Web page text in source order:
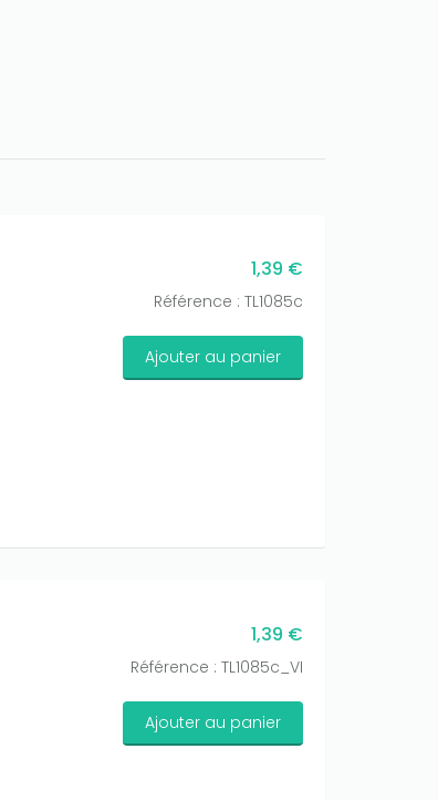
1,39 €
Référence : TL1085c
Ajouter au panier
1,39 €
Référence : TL1085c_VI
Ajouter au panier